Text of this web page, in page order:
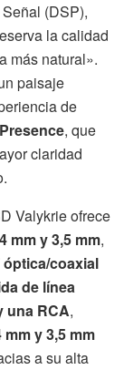
(DSP),
la calidad
más natural».
paisaje
de
, que
claridad
Valykrie ofrece
mm y 3,5 mm,
óptica/coaxial
de línea
una RCA,
y 3,5 mm
a su alta